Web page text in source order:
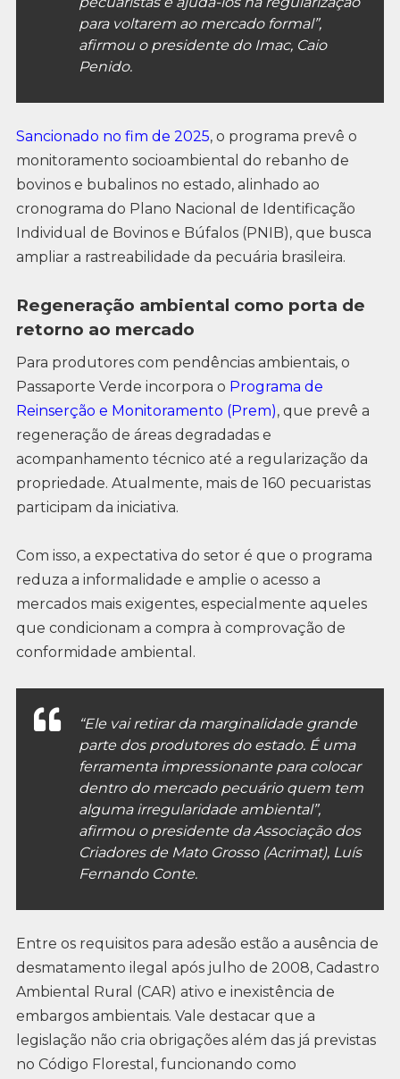
para voltarem ao mercado formal”,
afirmou o presidente do Imac, Caio
Penido.
Sancionado no fim de 2025, o programa prevê o
monitoramento socioambiental do rebanho de
bovinos e bubalinos no estado, alinhado ao
cronograma do Plano Nacional de Identificação
Individual de Bovinos e Búfalos (PNIB), que busca
ampliar a rastreabilidade da pecuária brasileira.
Regeneração ambiental como porta de
retorno ao mercado
Para produtores com pendências ambientais, o
Passaporte Verde incorpora o Programa de
Reinserção e Monitoramento (Prem), que prevê a
regeneração de áreas degradadas e
acompanhamento técnico até a regularização da
propriedade. Atualmente, mais de 160 pecuaristas
participam da iniciativa.
Com isso, a expectativa do setor é que o programa
reduza a informalidade e amplie o acesso a
mercados mais exigentes, especialmente aqueles
que condicionam a compra à comprovação de
conformidade ambiental.
“Ele vai retirar da marginalidade grande
parte dos produtores do estado. É uma
ferramenta impressionante para colocar
dentro do mercado pecuário quem tem
alguma irregularidade ambiental”,
afirmou o presidente da Associação dos
Criadores de Mato Grosso (Acrimat), Luís
Fernando Conte.
Entre os requisitos para adesão estão a ausência de
desmatamento ilegal após julho de 2008, Cadastro
Ambiental Rural (CAR) ativo e inexistência de
embargos ambientais. Vale destacar que a
legislação não cria obrigações além das já previstas
no Código Florestal, funcionando como